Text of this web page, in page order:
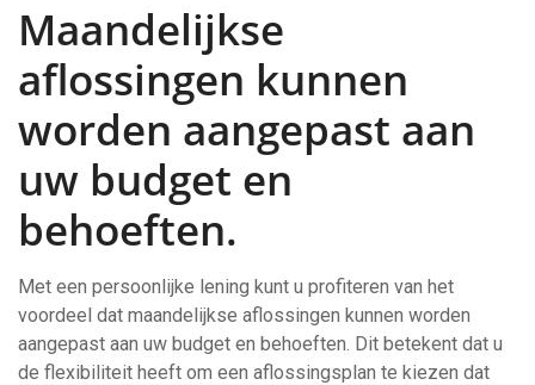
Maandelijkse
aflossingen kunnen
worden aangepast aan
uw budget en
behoeften.
Met een persoonlijke lening kunt u profiteren van het
voordeel dat maandelijkse aflossingen kunnen worden
aangepast aan uw budget en behoeften. Dit betekent dat u
de flexibiliteit heeft om een aflossingsplan te kiezen dat